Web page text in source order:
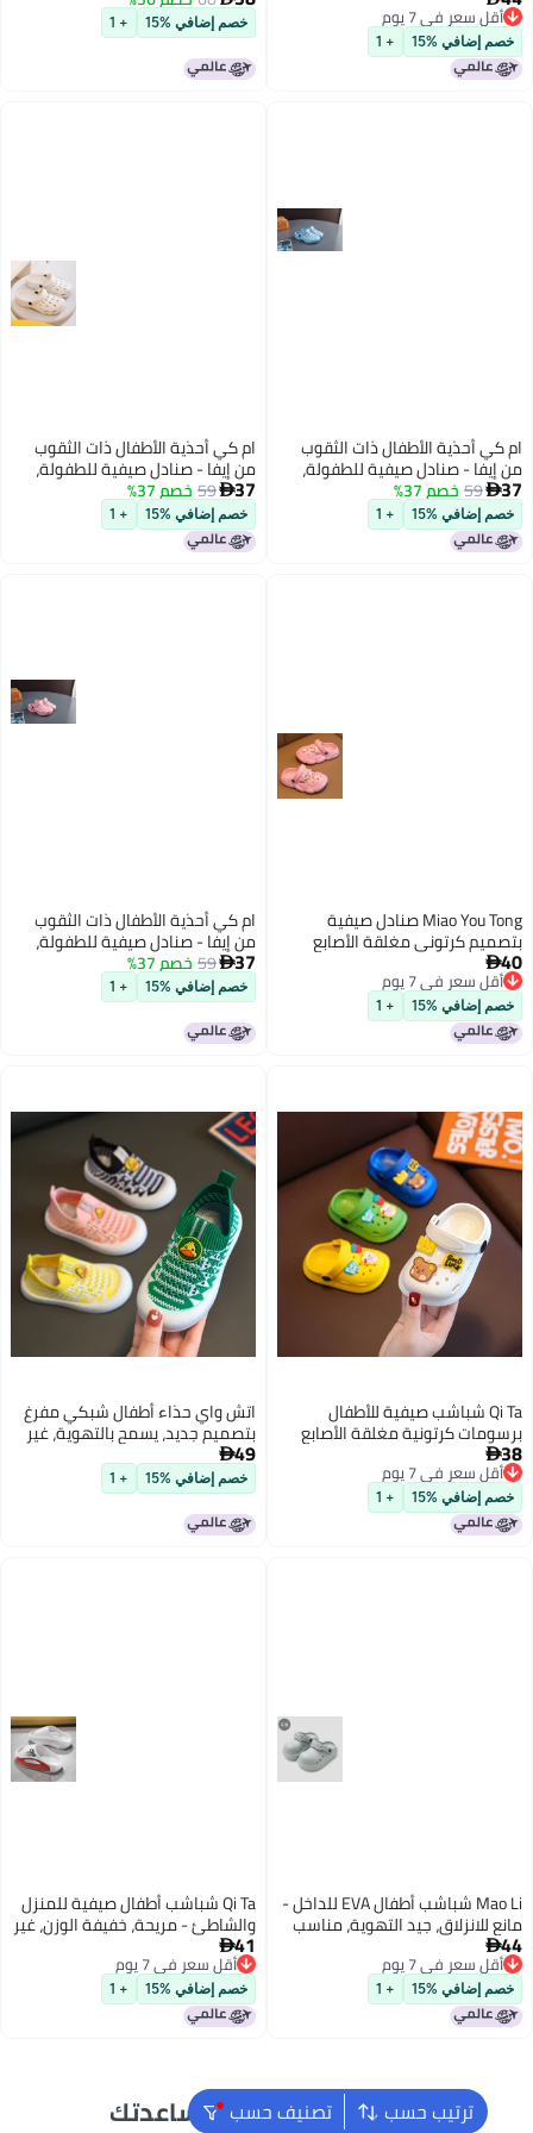
أقل سعر في 7 يوم
أقل سعر في 7 يوم
إضافي %15 + 1
للتنفس
خصم إضافي %15 + 1
أحذية الأطفال ذات الثقوب
- صنادل صيفية للطفولة،
للانزلاق، مانعة للماء وقابلة 
59خصم 37%
إضافي %15 + 1
ام كي أحذية الأطفال ذات الثقوب
من إيفا - صنادل صيفية للطفولة،
مقاومة للانزلاق، مانعة للماء وقابلة
للتنفس

59خصم 37%
خصم إضافي %15 + 1
Miao You Tong صنادل صيفية
كرتوني مغلقة الأصابع
مقاومة للانزلاق من مادة 
أقل سعر في 7 يوم
أقل سعر في 7 يوم
إضافي %15 + 1
ام كي أحذية الأطفال ذات الثقوب
من إيفا - صنادل صيفية للطفولة،
مقاومة للانزلاق، مانعة للماء وقابلة
للتنفس

59خصم 37%
خصم إضافي %15 + 1
Qi Ta شباشب صيفية للأطفال
كرتونية مغلقة الأصابع
للانزلاق للفتيان والفتيات
أقل سعر في 7 يوم
أقل سعر في 7 يوم
إضافي %15 + 1
اتش واي حذاء أطفال شبكي مفرغ
بتصميم جديد، يسمح بالتهوية، غير
قابل للانزلاق، بنعل ناعم - حذاء
كاجوال سهل الارتداء

خصم إضافي %15 + 1
Mao Li شباشب أطفال EVA للداخل -
للانزلاق، جيد التهوية، مناسب
الفصول 
أقل سعر في 7 يوم
أقل سعر في 7 يوم
إضافي %15 + 1
Qi Ta شباشب أطفال صيفية للمنزل
والشاطئ - مريحة، خفيفة الوزن، غير
قابلة للانزلاق، هادئة ومتينة

أقل سعر في 7 يوم
أقل سعر في 7 يوم
خصم إضافي %15 + 1
ترتيب حسب تصنيف حسب
نحن دائماً جاهزون لمساعدتك